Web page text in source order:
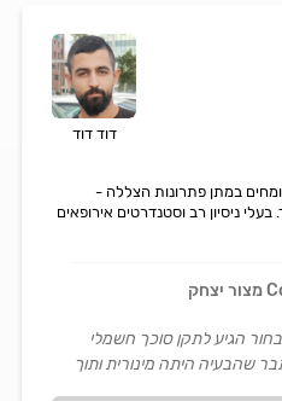
דוד דוד
במתן פתרונות הצללה -
ניסיון רב וסטנדרטים אירופאים
הגיע לתקן סוכך חשמלי
שהבעיה היתה מינורית ותוך